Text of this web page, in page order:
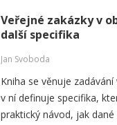
Veřejné zakázky v
další specifika
Jan Svoboda
Kniha se věnuje
v ní definuje specifika,
praktický návod, jak